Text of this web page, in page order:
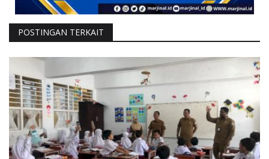
POSTINGAN TERKAIT